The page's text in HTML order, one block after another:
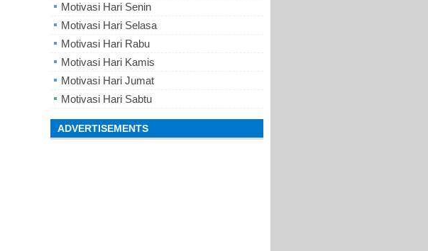
Motivasi Hari Senin
Motivasi Hari Selasa
Motivasi Hari Rabu
Motivasi Hari Kamis
Motivasi Hari Jumat
Motivasi Hari Sabtu
ADVERTISEMENTS